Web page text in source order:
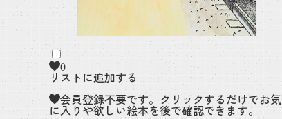
0
リストに追加する
会員登録不要です。クリックするだけでお気
に入りや欲しい絵本を後で確認できます。